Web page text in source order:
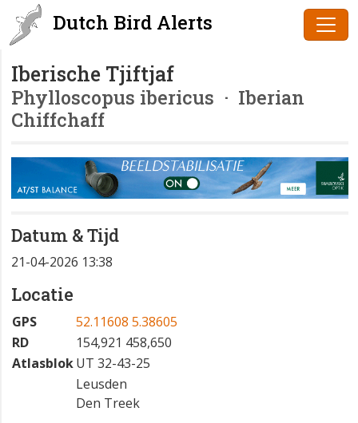
Dutch Bird Alerts
Iberische Tjiftjaf
Phylloscopus ibericus · Iberian
Chiffchaff
Datum & Tijd
21-04-2026 13:38
Locatie
GPS
52.11608 5.38605
RD
154,921 458,650
AtlasblokUT 32-43-25
Leusden
Den Treek